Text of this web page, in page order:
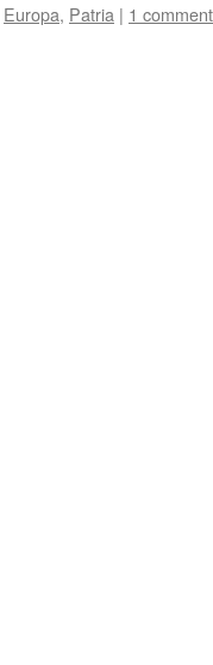
Europa, Patria | 1